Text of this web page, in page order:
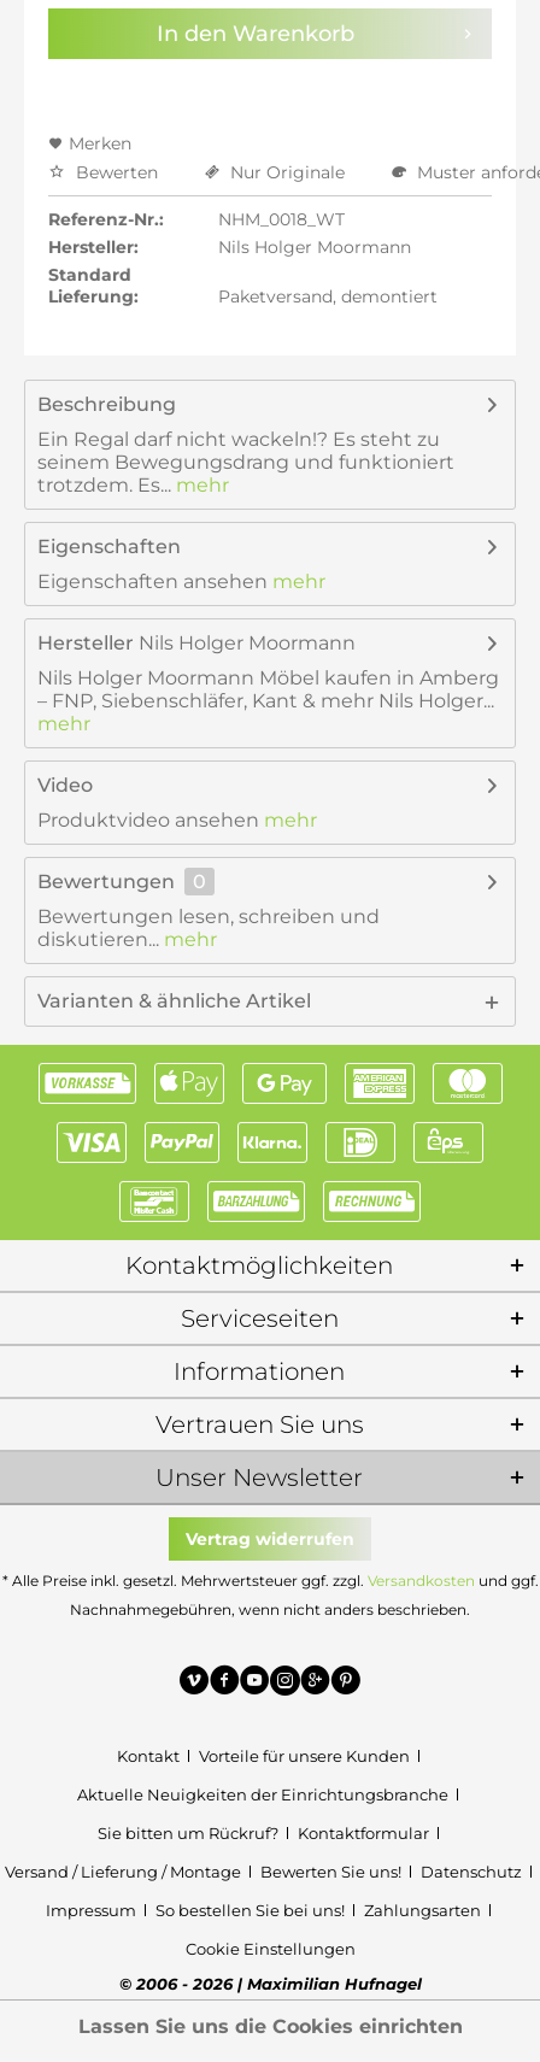
Sie haben dieDatenschutzbestimmungenzur
Kenntnis genommen.
In den Warenkorb
Merken
Bewerten
Nur Originale Muster
Referenz-Nr.:
NHM_0018_WT
Hersteller:
Nils Holger Moormann
Standard
Lieferung:
Paketversand, demontiert
Beschreibung
Ein Regal darf nicht wackeln!? Es steht zu
seinem Bewegungsdrang und funktioniert
trotzdem. Es... mehr
Eigenschaften
Eigenschaften ansehen mehr
Hersteller Nils Holger Moormann
Nils Holger Moormann Möbel kaufen in Amberg
– FNP, Siebenschläfer, Kant & mehr Nils Holger...
mehr
Video
Produktvideo ansehen mehr
Bewertungen
0
Bewertungen lesen, schreiben und
diskutieren... mehr
Varianten & ähnliche Artikel
Kontaktmöglichkeiten
Serviceseiten
Informationen
Unser Newsletter
Vertrauen Sie uns
Vertrag widerrufen
* Alle Preise inkl. gesetzl. Mehrwertsteuer ggf. zzgl. Versandkosten und ggf.
Nachnahmegebühren, wenn nicht anders beschrieben.
Kontakt
Vorteile für unsere Kunden
Aktuelle Neuigkeiten der Einrichtungsbranche
Sie bitten um Rückruf?
Kontaktformular
Versand / Lieferung / Montage
Bewerten Sie uns!
Datenschutz
Impressum
So bestellen Sie bei uns!
Zahlungsarten
Cookie Einstellungen
© 2006 - 2026 | Maximilian Hufnagel
Lassen Sie uns die Cookies einrichten